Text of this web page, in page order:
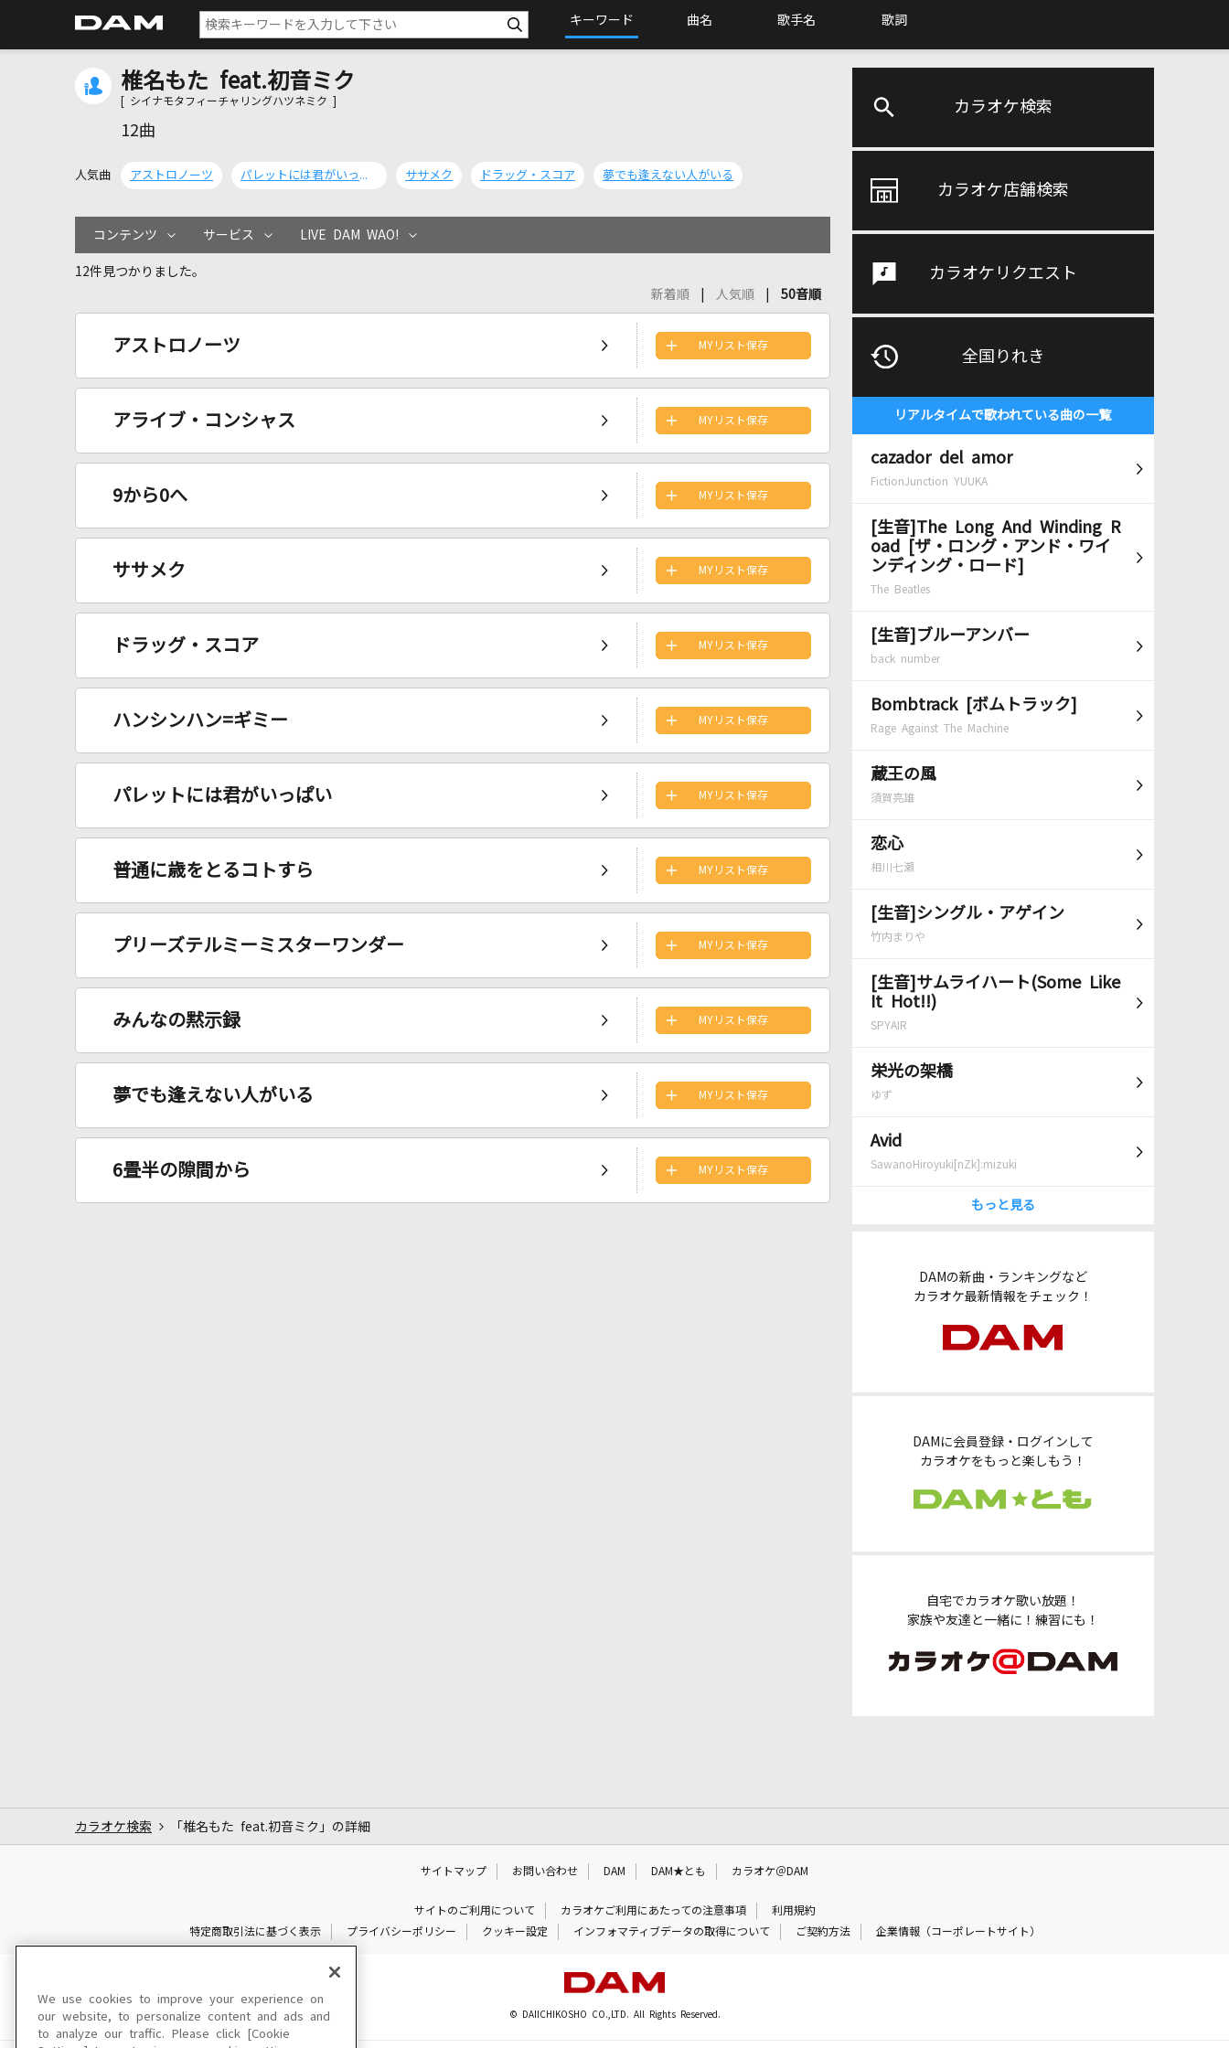
キーワード 曲名 歌手名 歌詞
カラオケ検索
カラオケ店舗検索
カラオケリクエスト
全国りれき
リアルタイムで歌われている曲の一覧
cazador del amor
FictionJunction YUUKA
[生音]The Long And Winding R
oad [ザ・ロング・アンド・ワイ
ンディング・ロード]
The Beatles
[生音]ブルーアンバー
back number
Bombtrack [ボムトラック]
Rage Against The Machine
蔵王の風
須賀亮雄
恋心
相川七瀬
[生音]シングル・アゲイン
竹内まりや
[生音]サムライハート(Some Like
It Hot!!)
SPYAIR
栄光の架橋
ゆず
Avid
SawanoHiroyuki[nZk]:mizuki
もっと見る
DAMの新曲・ランキングなど
カラオケ最新情報をチェック！
DAMに会員登録・ログインして
カラオケをもっと楽しもう！
自宅でカラオケ歌い放題！
家族や友達と一緒に！練習にも！
椎名もた feat.初音ミク
[ シイナモタフィーチャリングハツネミク ]
12曲
人気曲 アストロノーツ パレットには君がいっぱい ササメク ドラッグ・スコア 夢でも逢えない人がいる
コンテンツ サービス LIVE DAM WAO!
12件見つかりました。
新着順
人気順 50音順
アストロノーツ MYリスト保存
アライブ・コンシャス MYリスト保存
9から0へ MYリスト保存
ササメク MYリスト保存
ドラッグ・スコア MYリスト保存
ハンシンハン=ギミー MYリスト保存
パレットには君がいっぱい MYリスト保存
普通に歳をとるコトすら MYリスト保存
プリーズテルミーミスターワンダー MYリスト保存
みんなの黙示録 MYリスト保存
夢でも逢えない人がいる MYリスト保存
6畳半の隙間から MYリスト保存
カラオケ検索 「椎名もた feat.初音ミク」の詳細
サイトマップ お問い合わせ DAM DAM★とも カラオケ＠DAM
サイトのご利用について カラオケご利用にあたっての注意事項
利用規約
特定商取引法に基づく表示
プライバシーポリシー クッキー設定 インフォマティブデータの取得について ご契約方法 企業情報（コーポレートサイト）
© DAIICHIKOSHO CO.,LTD. All Rights Reserved.
We use cookies to improve your experience on
our website, to personalize content and ads and
to analyze our traffic. Please click [Cookie